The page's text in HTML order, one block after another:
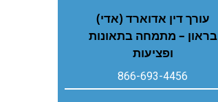
עורך דין אדוארד (אדי)
בראון – מתמחה בתאונות
ופציעות
866-693-4456